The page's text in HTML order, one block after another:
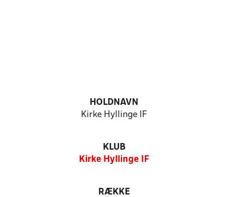
HOLDNAVN
Kirke Hyllinge IF
KLUB
Kirke Hyllinge IF
RÆKKE